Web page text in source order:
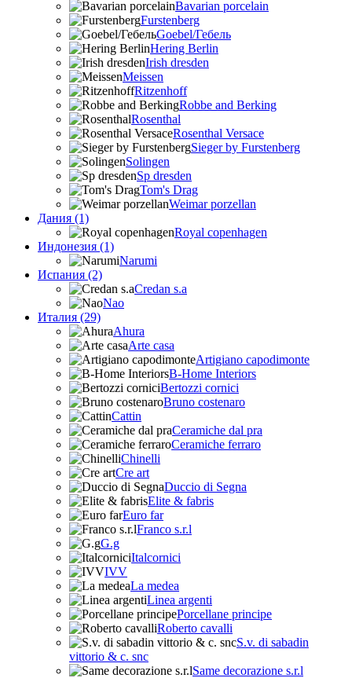
Bavarian porcelain
Furstenberg
Goebel/Гебель
Hering Berlin
Irish dresden
Meissen
Ritzenhoff
Robbe and Berking
Rosenthal
Rosenthal Versace
Sieger by Furstenberg
Solingen
Sp dresden
Tom's Drag
Weimar porzellan
Дания (1)
Royal copenhagen
Индонезия (1)
Narumi
Испания (2)
Credan s.a
Nao
Италия (29)
Ahura
Arte casa
Artigiano capodimonte
B-Home Interiors
Bertozzi cornici
Bruno costenaro
Cattin
Ceramiche dal pra
Ceramiche ferraro
Chinelli
Cre art
Duccio di Segna
Elite & fabris
Euro far
Franco s.r.l
G.g
Italcornici
IVV
La medea
Linea argenti
Porcellane principe
Roberto cavalli
S.v. di sabadin
vittorio & c. snc
Same decorazione s.r.l